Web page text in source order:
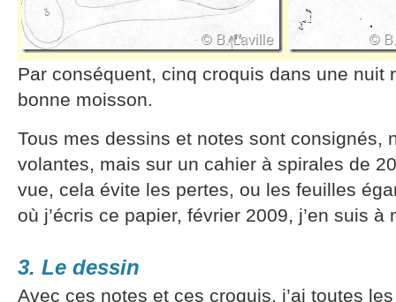
Par conséquent, cinq croquis dans une nuit
bonne moisson.
Tous mes dessins et notes sont consignés,
volantes, mais sur un cahier à spirales de
vue, cela évite les pertes, ou les feuilles
où j’écris ce papier, février 2009, j’en suis à
3. Le dessin
Avec ces notes et ces croquis, j’ai toutes